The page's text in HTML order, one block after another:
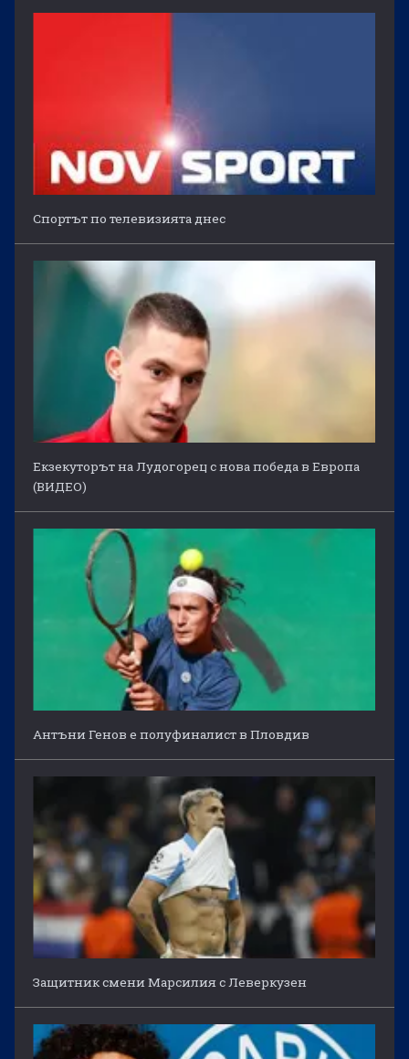
Спортът по телевизията днес
Екзекуторът на Лудогорец с нова победа в Европа
(ВИДЕО)
Антъни Генов е полуфиналист в Пловдив
Защитник смени Марсилия с Леверкузен